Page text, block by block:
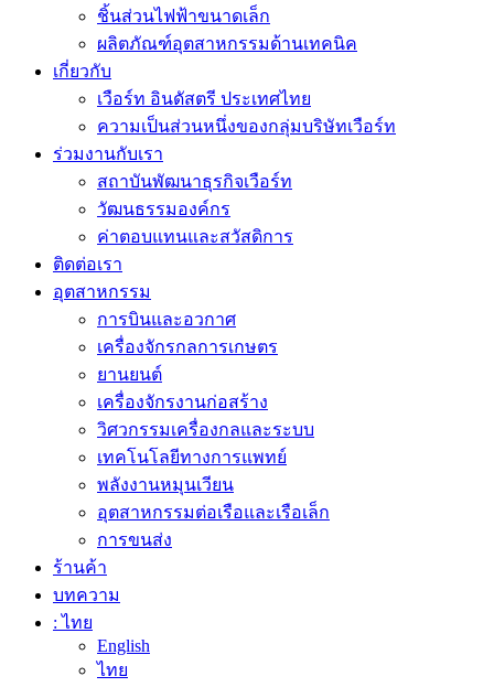
ชิ้นส่วนไฟฟ้าขนาดเล็ก
ผลิตภัณฑ์อุตสาหกรรมด้านเทคนิค
เกี่ยวกับ
เวือร์ท อินดัสตรี ประเทศไทย
ความเป็นส่วนหนึ่งของกลุ่มบริษัทเวือร์ท
ร่วมงานกับเรา
สถาบันพัฒนาธุรกิจเวือร์ท
วัฒนธรรมองค์กร
ค่าตอบแทนและสวัสดิการ
ติดต่อเรา
อุตสาหกรรม
การบินและอวกาศ
เครื่องจักรกลการเกษตร
ยานยนต์
เครื่องจักรงานก่อสร้าง
วิศวกรรมเครื่องกลและระบบ
เทคโนโลยีทางการแพทย์
พลังงานหมุนเวียน
อุตสาหกรรมต่อเรือและเรือเล็ก
การขนส่ง
ร้านค้า
บทความ
: ไทย
English
ไทย